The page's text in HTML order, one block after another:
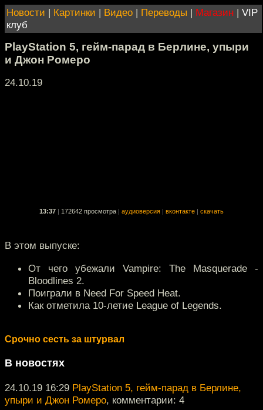
Новости | Картинки | Видео | Переводы | Магазин | VIP
клуб
PlayStation 5, гейм-парад в Берлине, упыри
и Джон Ромеро
24.10.19
13:37 172642 просмотра аудиоверсия вконтакте скачать
В этом выпуске:
От чего убежали Vampire: The Masquerade -
Bloodlines 2.
Поиграли в Need For Speed Heat.
Как отметила 10-летие League of Legends.
Срочно сесть за штурвал
В новостях
24.10.19 16:29 PlayStation 5, гейм-парад в Берлине,
упыри и Джон Ромеро, комментарии: 4